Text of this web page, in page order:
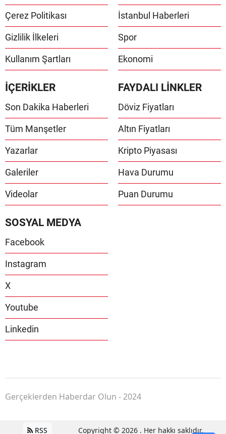
Çerez Politikası
Gizlilik İlkeleri
Kullanım Şartları
İstanbul Haberleri
Spor
Ekonomi
İÇERİKLER
Son Dakika Haberleri
Tüm Manşetler
Yazarlar
Galeriler
Videolar
FAYDALI LİNKLER
Döviz Fiyatları
Altın Fiyatları
Kripto Piyasası
Hava Durumu
Puan Durumu
SOSYAL MEDYA
Facebook
Instagram
X
Youtube
Linkedin
Gerçeklerden Haberdar Olun - 2024
RSS Copyright © 2026 . Her hakkı saklıdır.